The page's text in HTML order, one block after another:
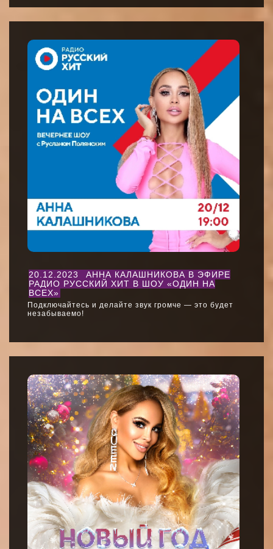
20.12.2023
АННА КАЛАШНИКОВА В ЭФИРЕ
РАДИО РУССКИЙ ХИТ В ШОУ «ОДИН НА
ВСЕХ»
Подключайтесь и делайте звук громче — это будет
незабываемо!